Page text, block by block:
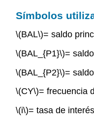
Símbolos
\(BAL\)= saldo
\(BAL_{P1}\)=
\(BAL_{P2}\)=
\(CY\)= frecuencia
\(i\)= tasa de